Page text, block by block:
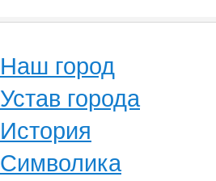
Наш город
Устав города
История
Символика